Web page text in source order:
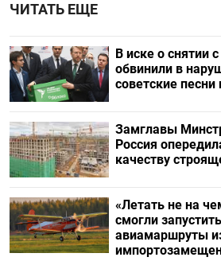
ЧИТАТЬ ЕЩЕ
В иске о снятии
обвинили в
советские
Замглавы
Россия
качеству
«Летать не на
смогли
авиамаршруты